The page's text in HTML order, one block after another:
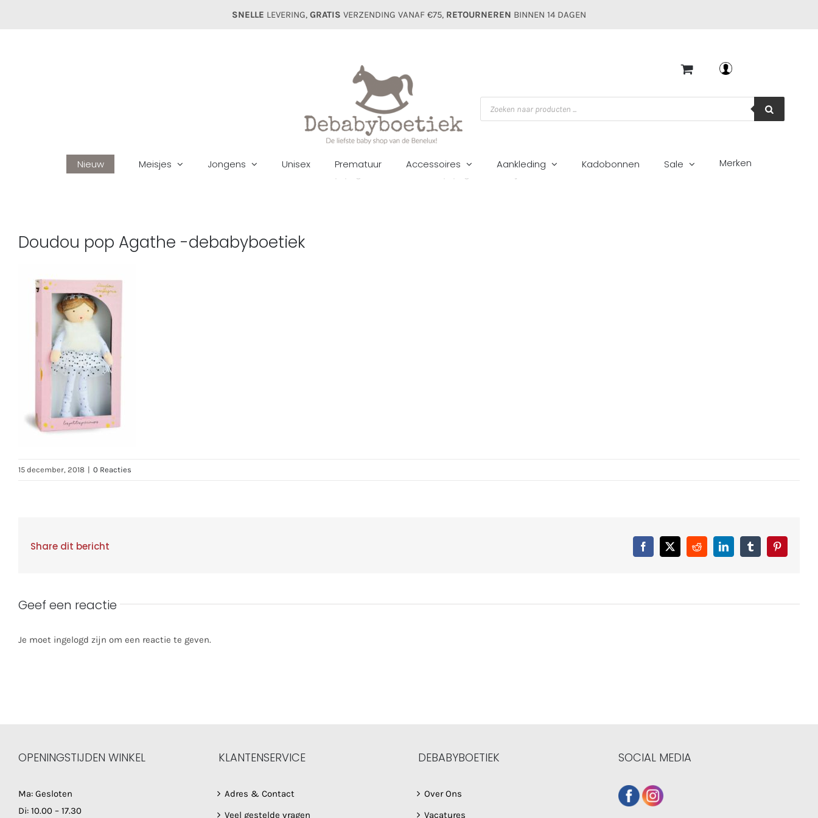
SNELLE LEVERING, GRATIS VERZENDING VANAF €75, RETOURNEREN BINNEN 14 DAGEN
Producten
zoeken
Nieuw Meisjes Jongens Unisex Prematuur Accessoires Aankleding Kadobonnen Sale Merken
Doudou pop Agathe -debabyboetiek
15 december, 2018 | 0 Reacties
Share dit bericht Facebook
X RedditLinkedInTumblrPinterest
Geef een reactie
Je moet ingelogd zijn om een reactie te geven.
OPENINGSTIJDEN WINKEL
Ma: Gesloten
Di: 10.00 – 17.30
KLANTENSERVICE
Adres & Contact
Veel gestelde vragen
DEBABYBOETIEK
Over Ons
Vacatures
SOCIAL MEDIA